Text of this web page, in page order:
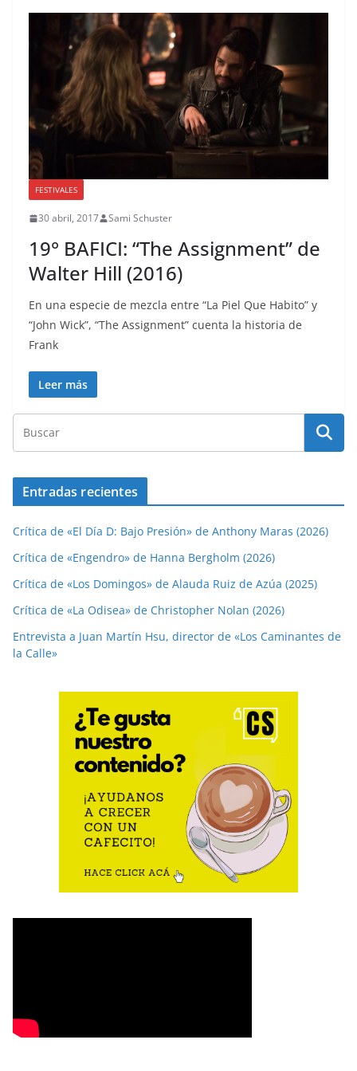
FESTIVALES
30 abril, 2017 Sami Schuster
19° BAFICI: “The Assignment” de
Walter Hill (2016)
En una especie de mezcla entre “La Piel Que Habito” y
“John Wick”, “The Assignment” cuenta la historia de
Frank
Leer más
Entradas recientes
Crítica de «El Día D: Bajo Presión» de Anthony Maras (2026)
Crítica de «Engendro» de Hanna Bergholm (2026)
Crítica de «Los Domingos» de Alauda Ruiz de Azúa (2025)
Crítica de «La Odisea» de Christopher Nolan (2026)
Entrevista a Juan Martín Hsu, director de «Los Caminantes de
la Calle»